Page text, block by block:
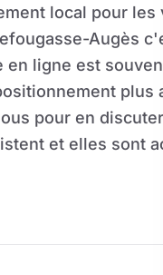
local pour les
Augès
en ligne est
plus
pour en discuter
et elles sont